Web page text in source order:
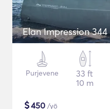
Elan Impression 344
Purjevene
33 ft
10 m
$450 /yö